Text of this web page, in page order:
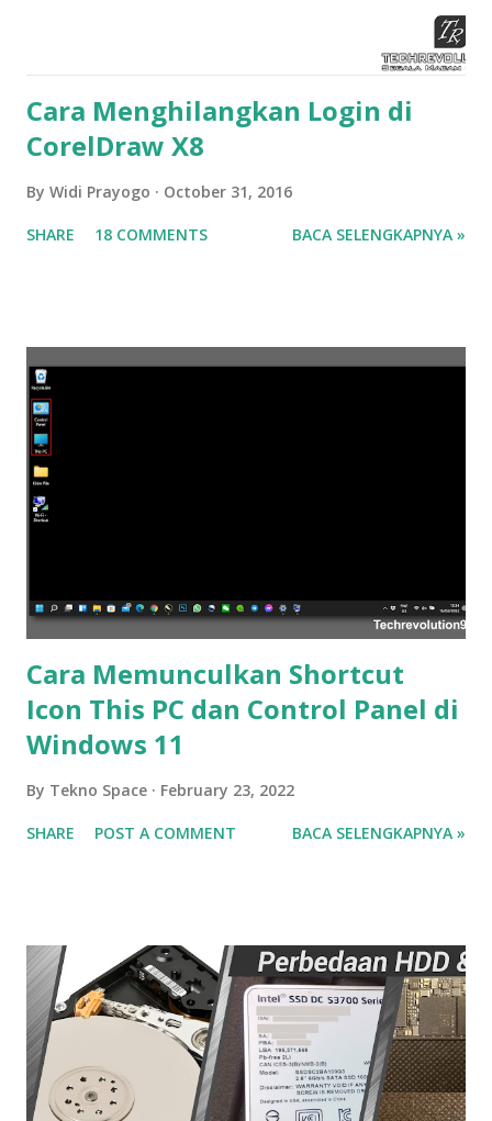
Cara Menghilangkan Login di
CorelDraw X8
By Widi Prayogo October 31, 2016
SHARE 18 COMMENTS BACA SELENGKAPNYA »
Cara Memunculkan Shortcut
Icon This PC dan Control Panel di
Windows 11
By Tekno Space February 23, 2022
SHARE POST A COMMENT BACA SELENGKAPNYA »